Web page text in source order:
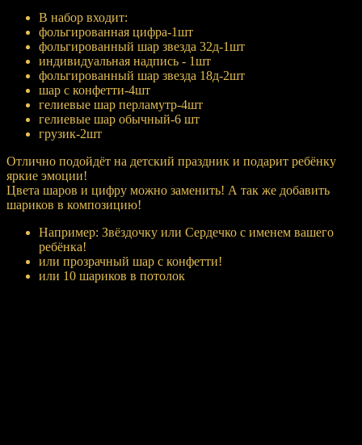
В набор входит:
фольгированная цифра-1шт
фольгированный шар звезда 32д-1шт
индивидуальная надпись - 1шт
фольгированный шар звезда 18д-2шт
шар с конфетти-4шт
гелиевые шар перламутр-4шт
гелиевые шар обычный-6 шт
грузик-2шт
Отлично подойдёт на детский праздник и подарит ребёнку
яркие эмоции!
Цвета шаров и цифру можно заменить! А так же добавить
шариков в композицию!
Например: Звёздочку или Сердечко с именем вашего
ребёнка!
или прозрачный шар с конфетти!
или 10 шариков в потолок